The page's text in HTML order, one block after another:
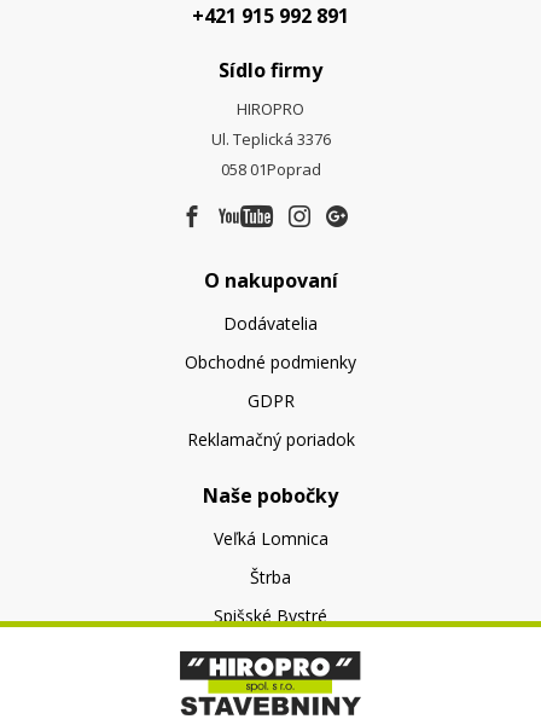
+421 915 992 891
Sídlo firmy
HIROPRO
Ul. Teplická 3376
058 01Poprad
O nakupovaní
Dodávatelia
Obchodné podmienky
GDPR
Reklamačný poriadok
Naše pobočky
Veľká Lomnica
Štrba
Spišské Bystré
O nás
O spoločnosti